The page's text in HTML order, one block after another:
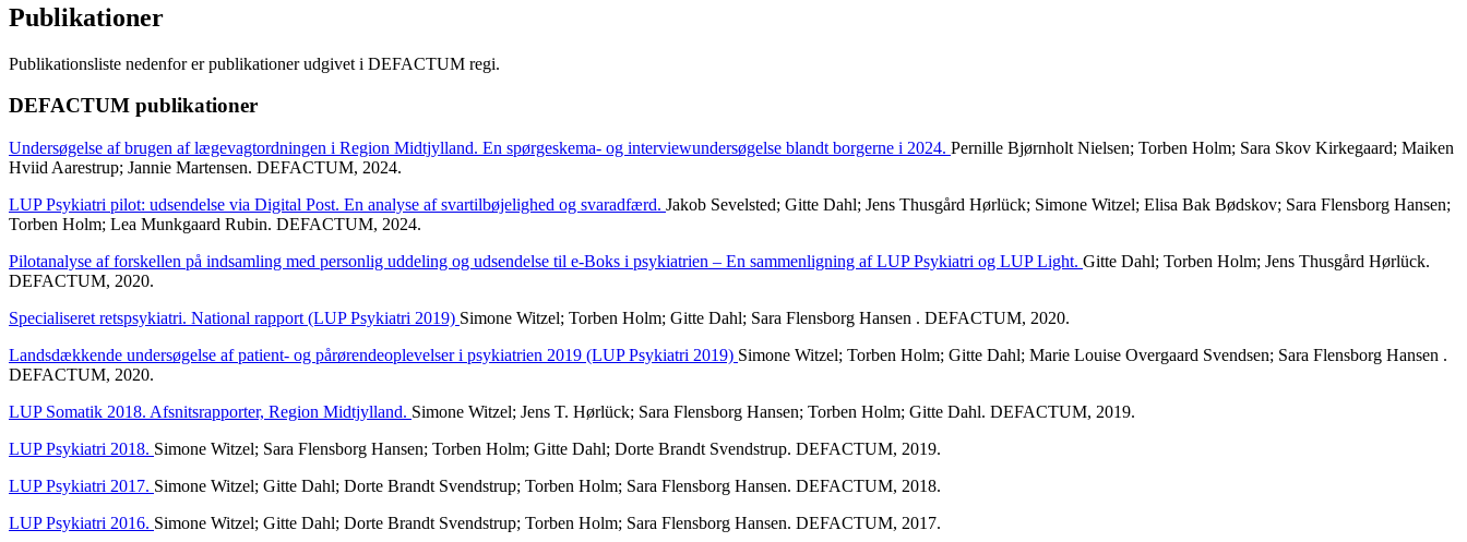
Publikationer
Publikationsliste nedenfor er publikationer udgivet i DEFACTUM regi.
DEFACTUM publikationer
Undersøgelse af brugen af lægevagtordningen i Region Midtjylland. En spørgeskema- og interviewundersøgelse blandt borgerne i 2024. Pernille Bjørnholt Nielsen; Torben Holm; Sara Skov Kirkegaard; Maiken
Hviid Aarestrup; Jannie Martensen. DEFACTUM, 2024.
LUP Psykiatri pilot: udsendelse via Digital Post. En analyse af svartilbøjelighed og svaradfærd. Jakob Sevelsted; Gitte Dahl; Jens Thusgård Hørlück; Simone Witzel; Elisa Bak Bødskov; Sara Flensborg Hansen;
Torben Holm; Lea Munkgaard Rubin. DEFACTUM, 2024.
Pilotanalyse af forskellen på indsamling med personlig uddeling og udsendelse til e-Boks i psykiatrien – En sammenligning af LUP Psykiatri og LUP Light. Gitte Dahl; Torben Holm; Jens Thusgård Hørlück.
DEFACTUM, 2020.
Specialiseret retspsykiatri. National rapport (LUP Psykiatri 2019) Simone Witzel; Torben Holm; Gitte Dahl; Sara Flensborg Hansen . DEFACTUM, 2020.
Landsdækkende undersøgelse af patient- og pårørendeoplevelser i psykiatrien 2019 (LUP Psykiatri 2019) Simone Witzel; Torben Holm; Gitte Dahl; Marie Louise Overgaard Svendsen; Sara Flensborg Hansen .
DEFACTUM, 2020.
LUP Somatik 2018. Afsnitsrapporter, Region Midtjylland. Simone Witzel; Jens T. Hørlück; Sara Flensborg Hansen; Torben Holm; Gitte Dahl. DEFACTUM, 2019.
LUP Psykiatri 2018. Simone Witzel; Sara Flensborg Hansen; Torben Holm; Gitte Dahl; Dorte Brandt Svendstrup. DEFACTUM, 2019.
LUP Psykiatri 2017. Simone Witzel; Gitte Dahl; Dorte Brandt Svendstrup; Torben Holm; Sara Flensborg Hansen. DEFACTUM, 2018.
LUP Psykiatri 2016. Simone Witzel; Gitte Dahl; Dorte Brandt Svendstrup; Torben Holm; Sara Flensborg Hansen. DEFACTUM, 2017.